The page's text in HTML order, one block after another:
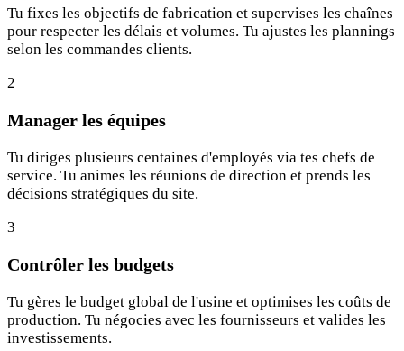
Tu fixes les objectifs de fabrication et supervises les chaînes
pour respecter les délais et volumes. Tu ajustes les plannings
selon les commandes clients.
2
Manager les équipes
Tu diriges plusieurs centaines d'employés via tes chefs de
service. Tu animes les réunions de direction et prends les
décisions stratégiques du site.
3
Contrôler les budgets
Tu gères le budget global de l'usine et optimises les coûts de
production. Tu négocies avec les fournisseurs et valides les
investissements.